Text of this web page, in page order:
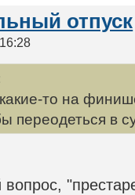
отпуск
то на
переодеться в
вопрос,